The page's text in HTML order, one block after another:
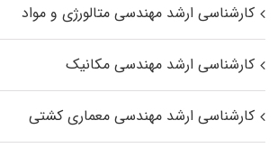
کارشناسی ارشد مهندسی متالورژی و مواد
کارشناسی ارشد مهندسی مکانیک
کارشناسی ارشد مهندسی معماری کشتی